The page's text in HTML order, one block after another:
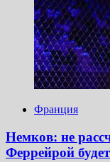
Франция
Немков: не
Феррейрой